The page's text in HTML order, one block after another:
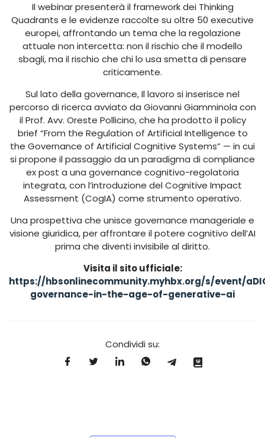
Il webinar presenterà il framework dei Thinking
Quadrants e le evidenze raccolte su oltre 50 executive
europei, affrontando un tema che la regolazione
attuale non intercetta: non il rischio che il modello
sbagli, ma il rischio che chi lo usa smetta di pensare
criticamente.
Sul lato della governance, Il lavoro si inserisce nel
percorso di ricerca avviato da Giovanni Giamminola con
il Prof. Avv. Oreste Pollicino, che ha prodotto il policy
brief “From the Regulation of Artificial Intelligence to
the Governance of Artificial Cognitive Systems” — in cui
si propone il passaggio da un paradigma di compliance
ex post a una governance cognitivo-regolatoria
integrata, con l’introduzione del Cognitive Impact
Assessment (CogIA) come strumento operativo.
Una prospettiva che unisce governance manageriale e
visione giuridica, per affrontare il potere cognitivo dell’AI
prima che diventi invisibile al diritto.
Visita il sito ufficiale:
https://hbsonlinecommunity.myhbx.org/s/event/
governance-in-the-age-of-generative-ai
Condividi su: